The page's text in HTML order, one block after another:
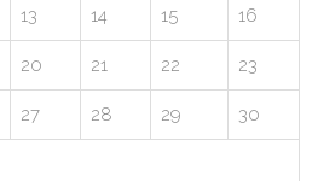
13 14 15 16
20 21 22 23
27 28 29 30